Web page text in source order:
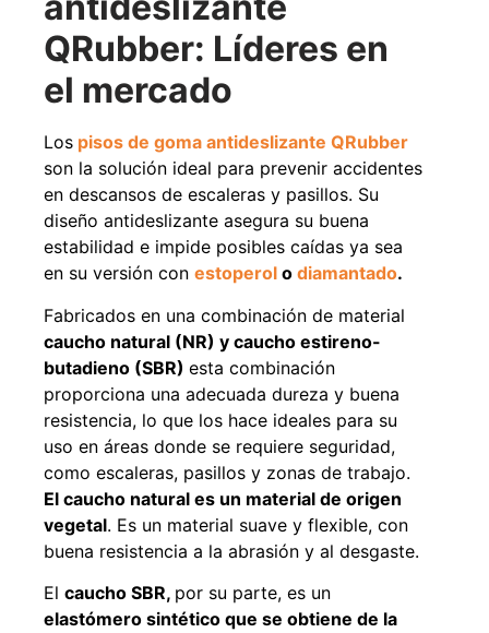
QRubber: Líderes en
el mercado
Los pisos de goma antideslizante QRubber
son la solución ideal para prevenir accidentes
en descansos de escaleras y pasillos. Su
diseño antideslizante asegura su buena
estabilidad e impide posibles caídas ya sea
en su versión con estoperol o diamantado.
Fabricados en una combinación de material
caucho natural (NR) y caucho estireno-
butadieno (SBR) esta combinación
proporciona una adecuada dureza y buena
resistencia, lo que los hace ideales para su
uso en áreas donde se requiere seguridad,
como escaleras, pasillos y zonas de trabajo.
El caucho natural es un material de origen
vegetal. Es un material suave y flexible, con
buena resistencia a la abrasión y al desgaste.
El caucho SBR, por su parte, es un
elastómero sintético que se obtiene de la
Pasto sintético ornamental
Importado USA: Paradise
densidad 42mm Rollo
4,57*15,24mts
Leer más
Apilador manual ancho
ajustable Capacidad 1tn Lev.
1.167.990
Agregar al carrito
Pasto sintético ornamental
densidad 35mm Rollo
4,57*30,48mts
$1.021.490
Empaquetadura 1/4" 6.4mm
hypalon sin tela 3 MPA
$ 1.192.666 $930.490
Agregar al carrito